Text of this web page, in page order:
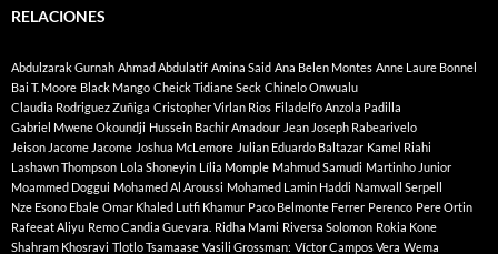
RELACIONES
Abdulzarak Gurnah Ahmad Abdulatif Amina Said Ana Belen Montes Anne Laure Bonnel
Bai T. Moore Black Mango Cheick Tidiane Seck Chinelo Onwualu
Claudia Rodriguez Zuñiga Cristopher Virlan Rios Filadelfo Anzola Padilla
Gabriel Mwene Okoundji Hussein Bachir Amadour Jean Joseph Rabearivelo
Jeison Jacome Jacome Joshua McLemore Julian Eduardo Baltazar Kamel Riahi
Lashawn Thompson Lola Shoneyin Lília Momple Mahmud Samudi Martinho Junior
Moammed Doggui Mohamed Al Aroussi Mohamed Lamin Haddi Namwall Serpell
Nze Esono Ebale Omar Khaled Lutfi Khamur Paco Belmonte Ferrer Perenco Pere Ortin
Rafeeat Aliyu Remo Candia Guevara. Ridha Mami Riversa Solomon Rokia Kone
Shahram Khosravi Tlotlo Tsamaase Vasili Grossman: Víctor Campos Vera Wema